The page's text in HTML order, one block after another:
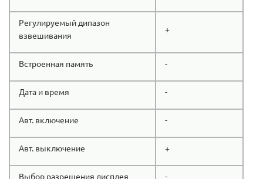
Регулируемый дипазон
взвешивания
+
Встроенная память -
Дата и время -
Авт. включение -
Авт. выключение +
Выбор разрешения дисплея -